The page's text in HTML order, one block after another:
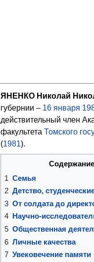
ЯНЕНКО Николай
губернии – 16 января
действительный член
факультета Томского
(1981).
Содержание
1 Семья
2 Детство,
3 От солдата до
4
Научно-
5 Общественная
6 Личные качества
7 Увековечение памяти